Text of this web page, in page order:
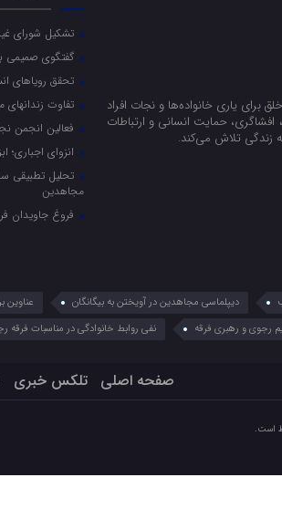
یاری خانواده‌ها و نجات افراد
حمایت انسانی و ارتباطات
زندگی تلاش می‌کند.
تشکیل شورای
گفتگوی صمیمی
تحقق رویاهای
تفاوت زندانهای
فعالین انجمن
انزوای اجباری؛
تحلیل تطبیقی
مجاهدین
فروغ جاویدان
دیپلماسی مجاهدین در آویختن به بیگانگان عناوین
رجوی و رهبری فرقه نفی روابط خانوادگی در مناسبات فرقه
صفحه اصلی تلکس خبری
است.